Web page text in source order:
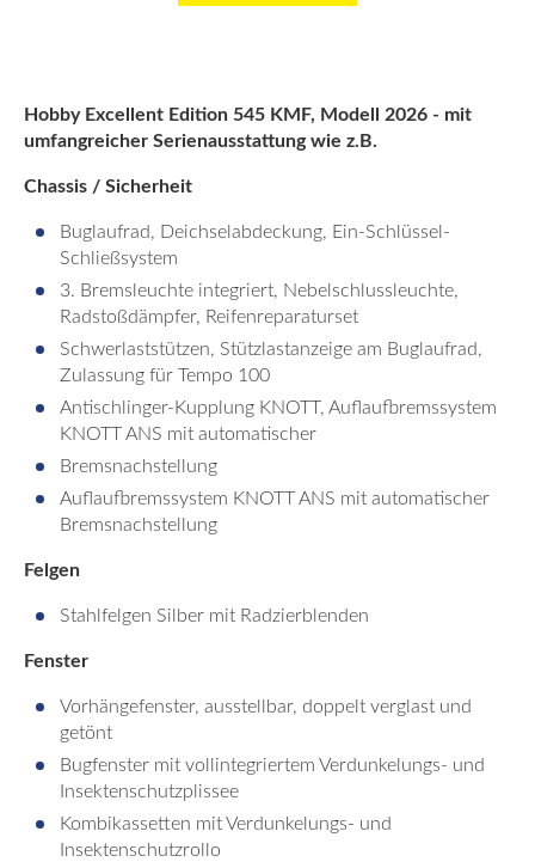
Hobby Excellent Edition 545 KMF, Modell 2026 - mit
umfangreicher Serienausstattung wie z.B.
Chassis / Sicherheit
Buglaufrad, Deichselabdeckung, Ein-Schlüssel-
Schließsystem
3. Bremsleuchte integriert, Nebelschlussleuchte,
Radstoßdämpfer, Reifenreparaturset
Schwerlaststützen, Stützlastanzeige am Buglaufrad,
Zulassung für Tempo 100
Antischlinger-Kupplung KNOTT, Auflaufbremssystem
KNOTT ANS mit automatischer
Bremsnachstellung
Auflaufbremssystem KNOTT ANS mit automatischer
Bremsnachstellung
Felgen
Stahlfelgen Silber mit Radzierblenden
Fenster
Vorhängefenster, ausstellbar, doppelt verglast und
getönt
Bugfenster mit vollintegriertem Verdunkelungs- und
Insektenschutzplissee
Kombikassetten mit Verdunkelungs- und
Insektenschutzrollo